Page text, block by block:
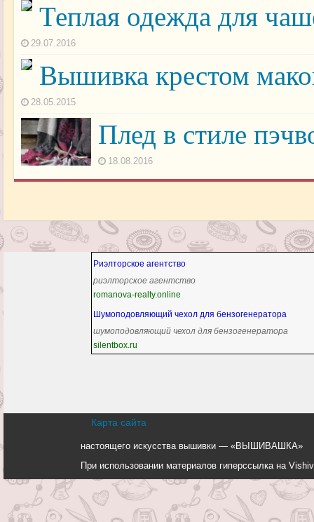
Теплая одежда для
29.07.2016
Вышивка крестом
28.05.2015
Плед в стиле
18.08.2016
Риэлторское агентство
риэлторское агентство
romanova-realty.online
Шумоподовляющий чехол для бензогенератора
шумоподовляющий чехол для бензогенератора
silentbox.ru
Карта сайта
настоящего искусства вышивки — «ВЫШИВАШКА»
При использовании материалов гиперссылка на